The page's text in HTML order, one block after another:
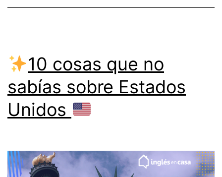
en
en
Inglés
10 cosas que no
sabías sobre Estados
Unidos